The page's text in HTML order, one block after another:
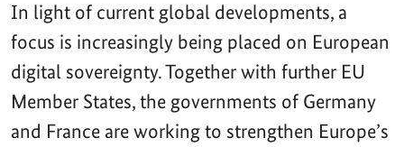
In light of current global developments, a
focus is increasingly being placed on European
digital sovereignty. Together with further EU
Member States, the governments of Germany
and France are working to strengthen Europe’s